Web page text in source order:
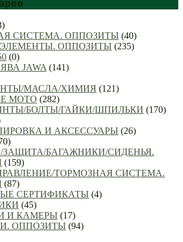
СИСТЕМА. ОППОЗИТЫ (40)
ОППОЗИТЫ (235)
(0)
JAWA (141)
МАСЛА/ХИМИЯ (121)
МОТО (282)
БОЛТЫ/ГАЙКИ/ШПИЛЬКИ (170)
И АКСЕССУАРЫ (26)
БАГАЖНИКИ/СИДЕНЬЯ.
(159)
ТОРМОЗНАЯ СИСТЕМА.
(87)
СЕРТИФИКАТЫ (4)
(45)
И КАМЕРЫ (17)
ОППОЗИТЫ (94)